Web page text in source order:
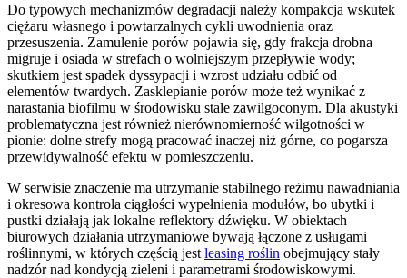
Do typowych mechanizmów degradacji należy kompakcja wskutek
ciężaru własnego i powtarzalnych cykli uwodnienia oraz
przesuszenia. Zamulenie porów pojawia się, gdy frakcja drobna
migruje i osiada w strefach o wolniejszym przepływie wody;
skutkiem jest spadek dyssypacji i wzrost udziału odbić od
elementów twardych. Zasklepianie porów może też wynikać z
narastania biofilmu w środowisku stale zawilgoconym. Dla akustyki
problematyczna jest również nierównomierność wilgotności w
pionie: dolne strefy mogą pracować inaczej niż górne, co pogarsza
przewidywalność efektu w pomieszczeniu.
W serwisie znaczenie ma utrzymanie stabilnego reżimu nawadniania
i okresowa kontrola ciągłości wypełnienia modułów, bo ubytki i
pustki działają jak lokalne reflektory dźwięku. W obiektach
biurowych działania utrzymaniowe bywają łączone z usługami
roślinnymi, w których częścią jest leasing roślin obejmujący stały
nadzór nad kondycją zieleni i parametrami środowiskowymi.